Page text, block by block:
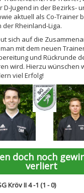
D-Jugend in der Bezirks-
aktuell als Co-Trainer
Rheinland-Liga.
sich auf die
mit dem neuen
und Rückrunde
wird. Hierzu wünschen
viel Erfolg!
doch noch
verliert
Kröv II 4 -1 (1 - 0)